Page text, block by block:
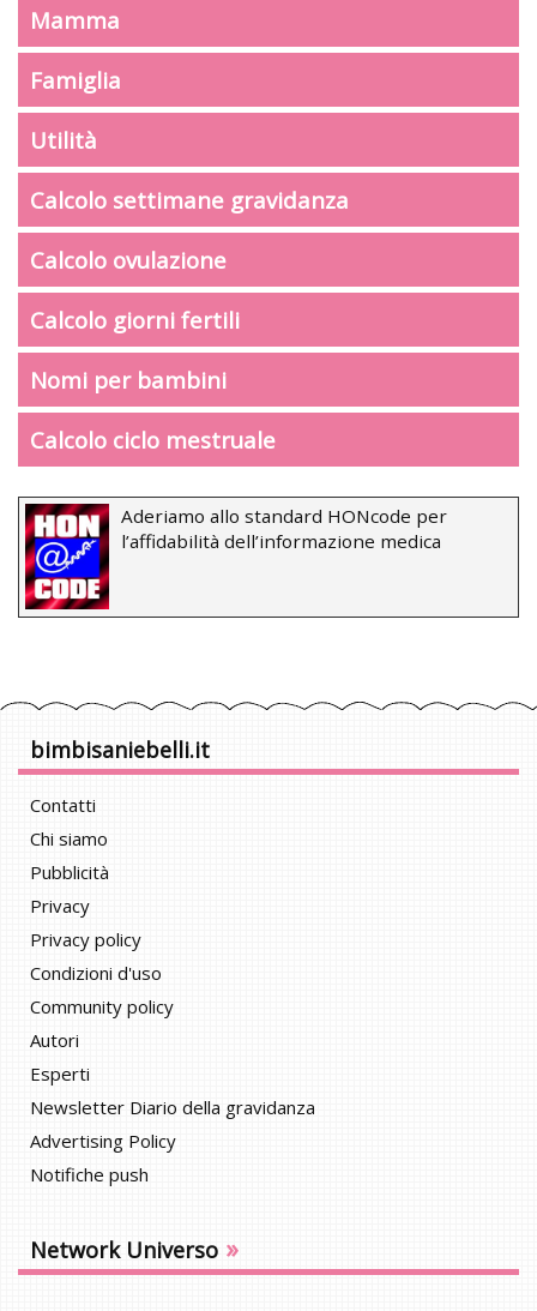
Mamma
Famiglia
Utilità
Calcolo settimane gravidanza
Calcolo ovulazione
Calcolo giorni fertili
Nomi per bambini
Calcolo ciclo mestruale
Aderiamo allo standard HONcode per
l’affidabilità dell’informazione medica
bimbisaniebelli.it
Contatti
Chi siamo
Pubblicità
Privacy
Privacy policy
Condizioni d'uso
Community policy
Autori
Esperti
Newsletter Diario della gravidanza
Advertising Policy
Notifiche push
Network Universo »